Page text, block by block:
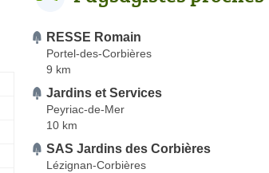
RESSE Romain
Portel-des-Corbières
9 km
Jardins et Services
Peyriac-de-Mer
10 km
SAS Jardins des Corbières
Lézignan-Corbières